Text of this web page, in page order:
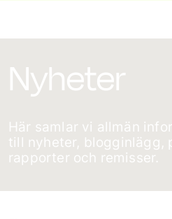
Nyheter
Här samlar vi allmän
till nyheter, blogginlägg,
rapporter och remisser.